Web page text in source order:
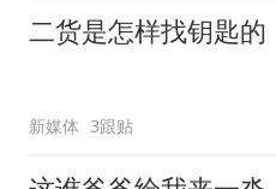
二货是怎样找钥匙的
新媒体 3跟贴